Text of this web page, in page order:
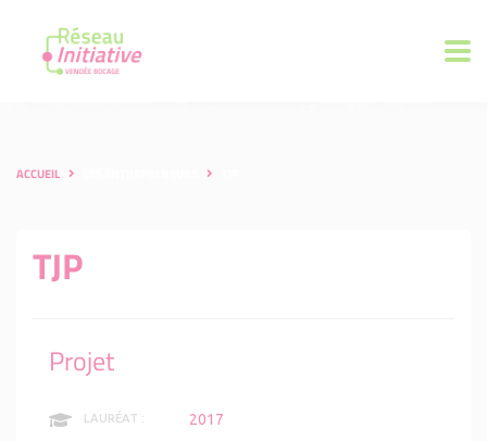
ACCUEIL
TJP
Projet
LAURÉAT : 2017